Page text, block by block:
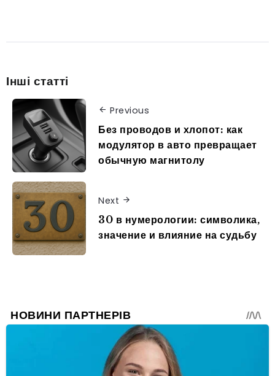
Інші статті
Previous
Без проводов и хлопот: как
модулятор в авто превращает
обычную магнитолу
Next
30 в нумерологии: символика,
значение и влияние на судьбу